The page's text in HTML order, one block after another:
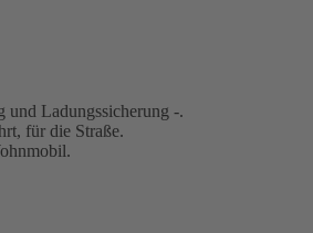
und Ladungssicherung -.
für die Straße.